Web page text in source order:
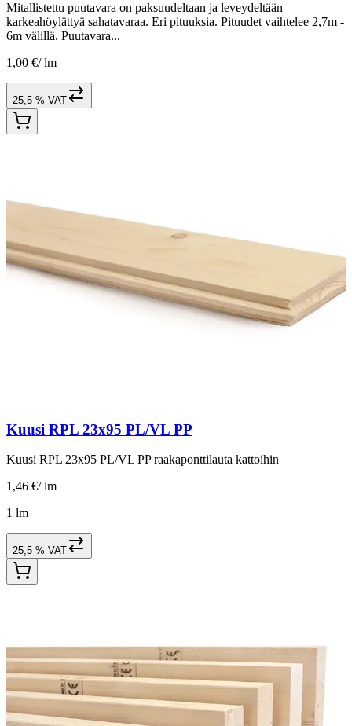
Mitallistettu puutavara on paksuudeltaan ja leveydeltään
karkeahöylättyä sahatavaraa. Eri pituuksia. Pituudet vaihtelee 2,7m -
6m välillä. Puutavara...
1,00 €/ lm
25,5 % VAT
Kuusi RPL 23x95 PL/VL PP
Kuusi RPL 23x95 PL/VL PP raakaponttilauta kattoihin
1,46 €/ lm
1 lm
25,5 % VAT